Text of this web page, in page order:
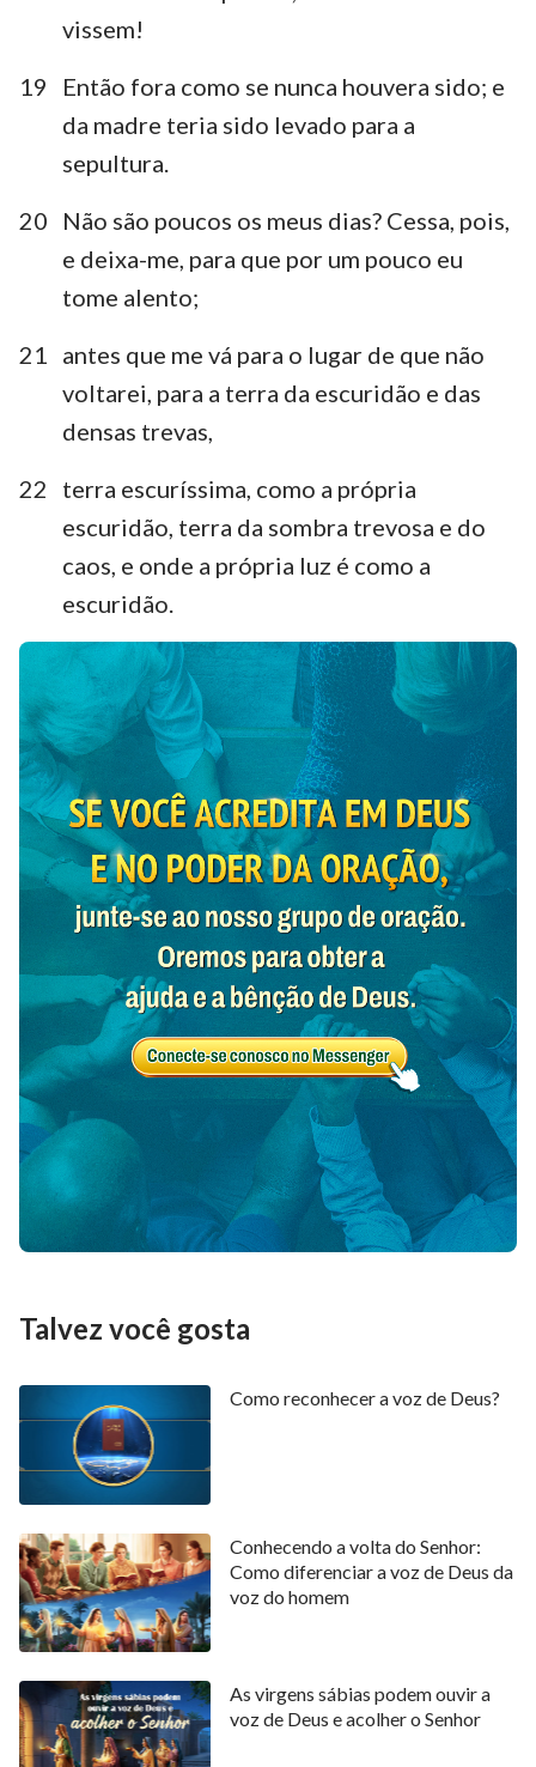
8 9
15
16 19
21
22
23 24 25 26 27
29
30
36
37 38 39 40 41 42
vissem!
19
Então fora como se nunca houvera sido; e
da madre teria sido levado para a
sepultura.
20
Não são poucos os meus dias? Cessa, pois,
e deixa-me, para que por um pouco eu
tome alento;
21
antes que me vá para o lugar de que não
voltarei, para a terra da escuridão e das
densas trevas,
22
terra escuríssima, como a própria
escuridão, terra da sombra trevosa e do
caos, e onde a própria luz é como a
escuridão.
Talvez você gosta
Como reconhecer a voz de Deus?
Conhecendo a volta do Senhor:
Como diferenciar a voz de Deus da
voz do homem
As virgens sábias podem ouvir a
voz de Deus e acolher o Senhor